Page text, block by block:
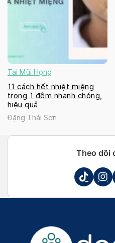
Tai Mũi Họng
11 cách hết nhiệt miệng
trong 1 đêm nhanh chóng,
hiệu quả
Đặng Thái Sơn
Theo dõi